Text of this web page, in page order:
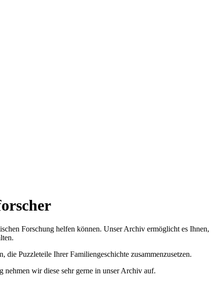
Forschung helfen können. Unser Archiv ermöglicht es Ihnen,
Puzzleteile Ihrer Familiengeschichte zusammenzusetzen.
nehmen wir diese sehr gerne in unser Archiv auf.